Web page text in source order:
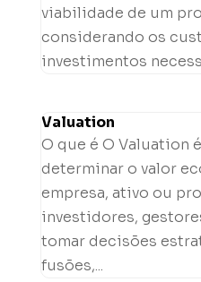
viabilidade de um
considerando os
investimentos
Valuation
O que é O Valuation
determinar o valor
empresa, ativo ou
investidores,
tomar decisões
fusões,...